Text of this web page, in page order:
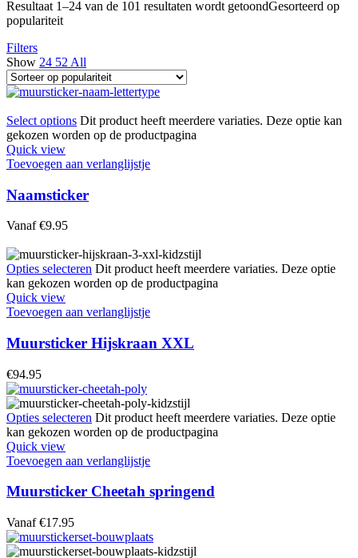
Resultaat 1–24 van de 101 resultaten wordt getoondGesorteerd op
populariteit
Filters
Show 24 52 All
Select options Dit product heeft meerdere variaties. Deze optie kan
gekozen worden op de productpagina
Quick view
Toevoegen aan verlanglijstje
Naamsticker
Vanaf €9.95
Opties selecteren Dit product heeft meerdere variaties. Deze optie
kan gekozen worden op de productpagina
Quick view
Toevoegen aan verlanglijstje
Muursticker Hijskraan XXL
€94.95
Opties selecteren Dit product heeft meerdere variaties. Deze optie
kan gekozen worden op de productpagina
Quick view
Toevoegen aan verlanglijstje
Muursticker Cheetah springend
Vanaf €17.95